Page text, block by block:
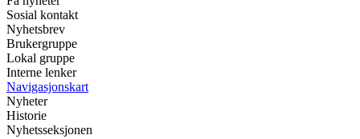
Sosial kontakt
Nyhetsbrev
Brukergruppe
Lokal gruppe
Interne lenker
Navigasjonskart
Nyheter
Historie
Nyhetsseksjonen